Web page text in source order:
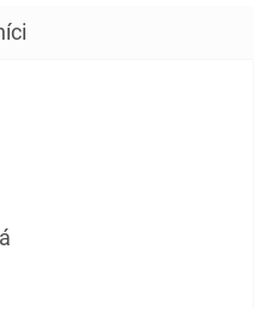
je 5 z 5 hviezdičiek.
je 5 z 5 hviezdičiek.